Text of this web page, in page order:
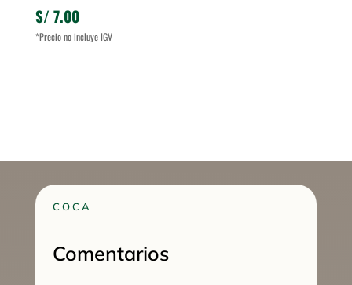
S/ 7.00
*Precio no incluye IGV
COCA
Comentarios